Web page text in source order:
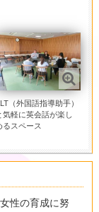
（外国語指導助手）
気軽に英会話が楽し
るスペース
性の育成に努